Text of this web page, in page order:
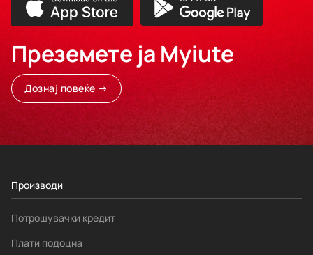
Преземете ја Myiute
Дознај повеќе →
Производи
Потрошувачки кредит
Плати подоцна